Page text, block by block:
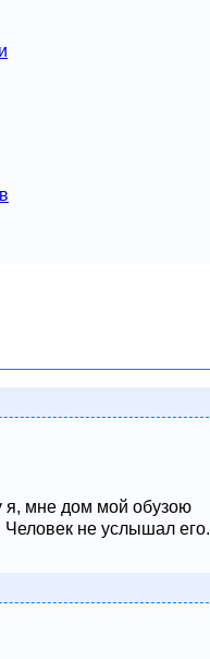
я, мне дом мой обузою
Человек не услышал его.